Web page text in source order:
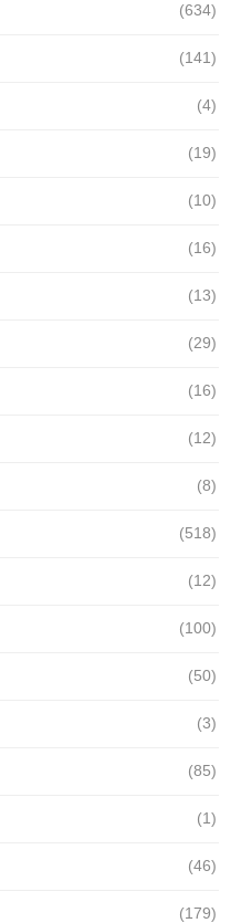
(634)
(141)
(4)
(19)
(10)
(16)
(13)
(29)
(16)
(12)
(8)
(518)
(12)
(100)
(50)
(3)
(85)
(1)
(46)
(179)